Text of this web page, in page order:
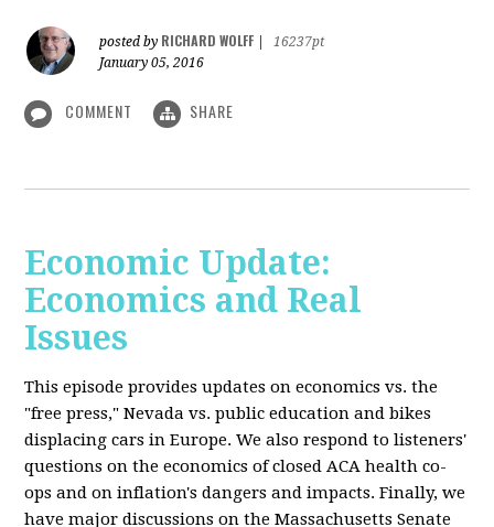
posted by RICHARD WOLFF
16237pt
January 05, 2016
COMMENT SHARE
Economic Update:
Economics and Real
Issues
This episode provides updates on economics vs. the
"free press," Nevada vs. public education and bikes
displacing cars in Europe. We also respond to listeners'
questions on the economics of closed ACA health co-
ops and on inflation's dangers and impacts. Finally, we
have major discussions on the Massachusetts Senate